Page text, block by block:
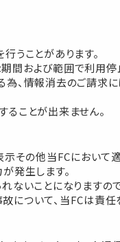
うことがあります。
間および範囲で利用停
為、情報消去のご請求
ことが出来ません。
示その他当FCにおいて
発生します。
いことになりますので
ついて、当FCは責任